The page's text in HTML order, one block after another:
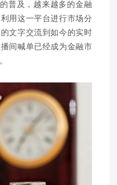
普及，越来越多的金融
用这一平台进行市场分
文字交流到如今的实时
间喊单已经成为金融市